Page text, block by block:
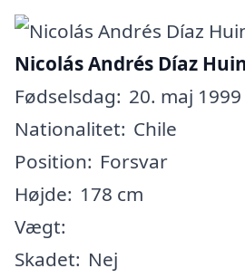
Nicolás Andrés Díaz
Fødselsdag: 20. maj
Nationalitet: Chile
Position: Forsvar
Højde: 178 cm
Vægt:
Skadet: Nej